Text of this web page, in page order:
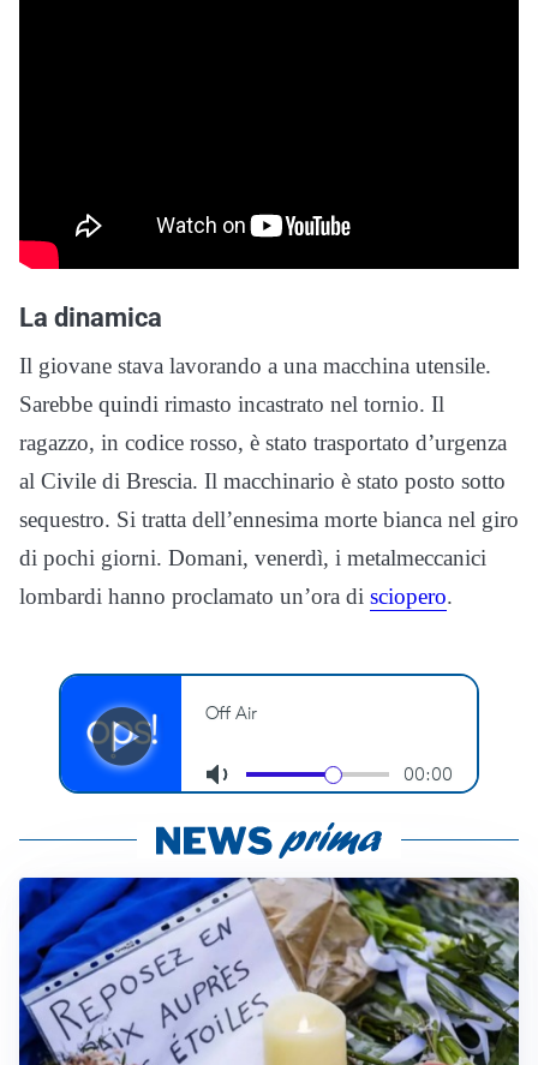
La dinamica
Il giovane stava lavorando a una macchina utensile.
Sarebbe quindi rimasto incastrato nel tornio. Il
ragazzo, in codice rosso, è stato trasportato d’urgenza
al Civile di Brescia. Il macchinario è stato posto sotto
sequestro. Si tratta dell’ennesima morte bianca nel giro
di pochi giorni. Domani, venerdì, i metalmeccanici
lombardi hanno proclamato un’ora di sciopero.